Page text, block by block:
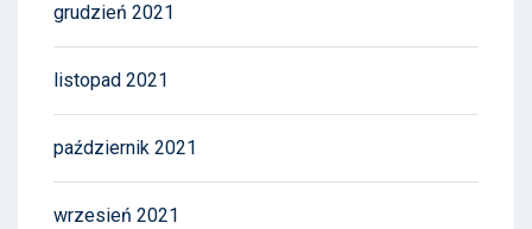
grudzień 2021
listopad 2021
październik 2021
wrzesień 2021